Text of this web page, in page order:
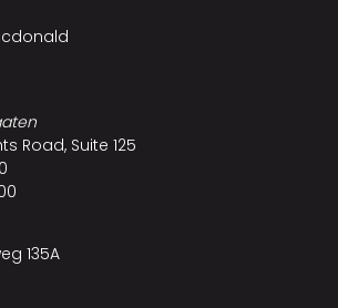
Road, Suite 125
135A